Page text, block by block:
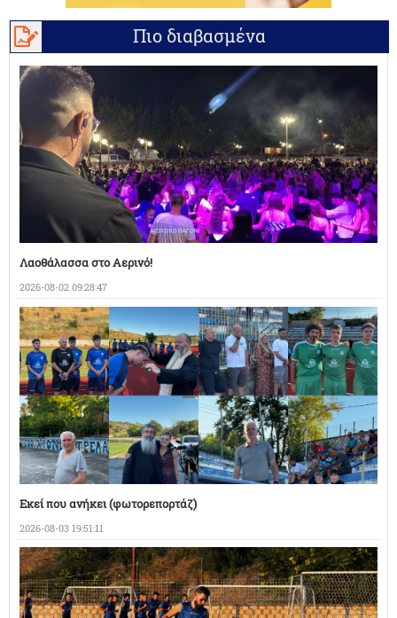
Πιο διαβασμένα
Λαοθάλασσα στο Αερινό!
2026-08-02 09:28:47
Εκεί που ανήκει (φωτορεπορτάζ)
2026-08-03 19:51:11